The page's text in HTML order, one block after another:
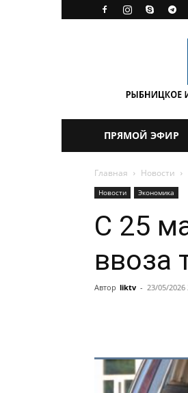
ПРЯМОЙ ЭФИР
Главная Новости
Новости Экономика
С 25
ввоза
Автор liktv - 23/05/2026